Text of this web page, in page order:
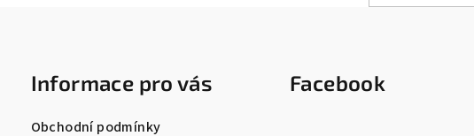
Informace pro vás
Obchodní podmínky
Facebook